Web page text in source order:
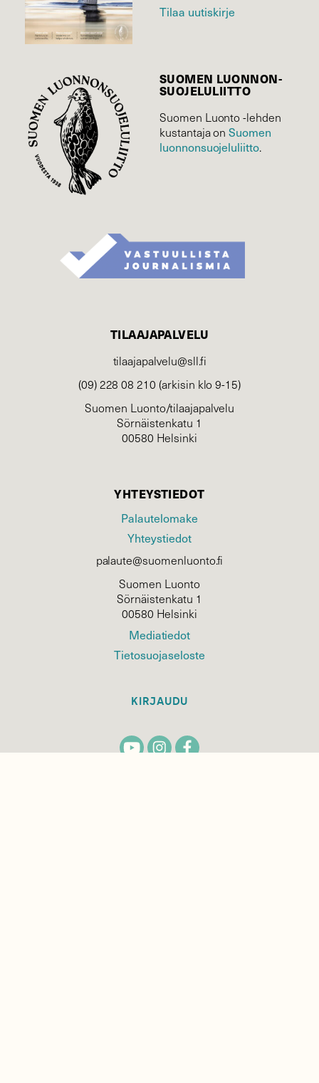
Tilaa uutiskirje
SUOMEN LUONNON­
SUOJELU­LIITTO
Suomen Luonto -lehden
kustantaja onSuomen
luonnonsuojelu­liitto.
TILAAJAPALVELU
tilaajapalvelu@sll.fi
(09) 228 08 210 (arkisin klo 9-15)
Suomen Luonto/tilaajapalvelu
Sörnäistenkatu 1
00580 Helsinki
YHTEYSTIEDOT
Palautelomake
Yhteystiedot
palaute@suomenluonto.fi
Suomen Luonto
Sörnäistenkatu 1
00580 Helsinki
Mediatiedot
Tietosuojaseloste
KIRJAUDU